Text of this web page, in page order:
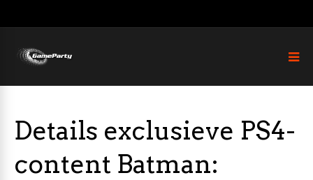
Details exclusieve PS4-
content Batman: